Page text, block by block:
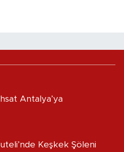
Antalya’ya
Keşkek Şöleni